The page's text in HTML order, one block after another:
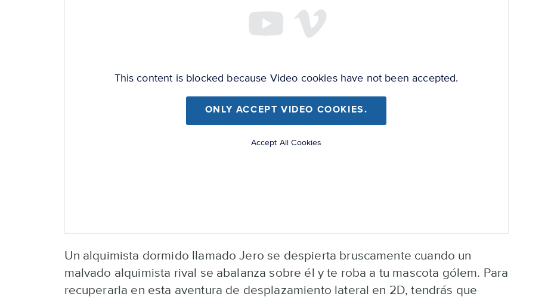
This content is blocked because Video cookies have not been accepted.
ONLY ACCEPT VIDEO COOKIES.
Accept All Cookies
Un alquimista dormido llamado Jero se despierta bruscamente cuando un
malvado alquimista rival se abalanza sobre él y te roba a tu mascota gólem. Para
recuperarla en esta aventura de desplazamiento lateral en 2D, tendrás que